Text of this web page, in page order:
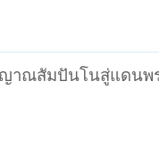
าณสัมปันโนสู่แดนพ